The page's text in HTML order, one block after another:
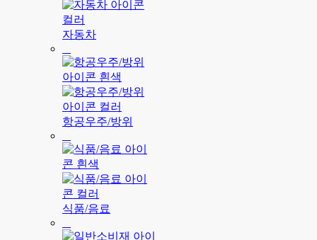
자동차
항공우주/방위
식품/음료